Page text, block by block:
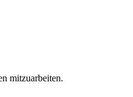
mitzuarbeiten.